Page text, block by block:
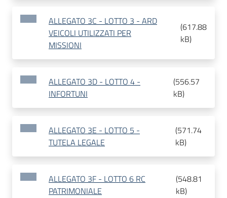
ALLEGATO 3C - LOTTO 3 - ARD
VEICOLI UTILIZZATI PER
MISSIONI
(617.88
kB)
ALLEGATO 3D - LOTTO 4 -
INFORTUNI
(556.57
kB)
ALLEGATO 3E - LOTTO 5 -
TUTELA LEGALE
(571.74
kB)
ALLEGATO 3F - LOTTO 6 RC
PATRIMONIALE
(548.81
kB)